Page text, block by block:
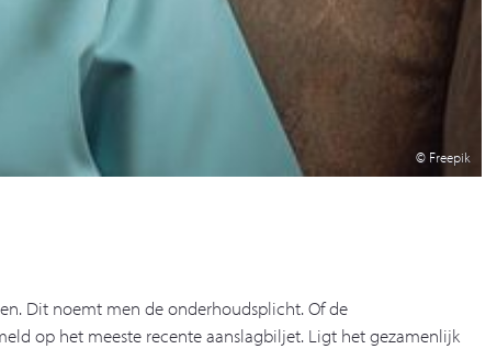
© Freepik
Dit noemt men de onderhoudsplicht. Of de
op het meeste recente aanslagbiljet. Ligt het gezamenlijk